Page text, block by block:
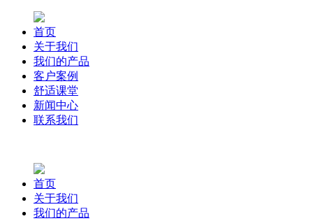
首页
关于我们
我们的产品
客户案例
舒适课堂
新闻中心
联系我们
首页
关于我们
我们的产品